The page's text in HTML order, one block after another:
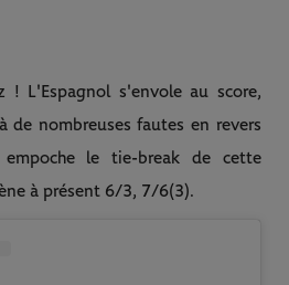
! L'Espagnol s'envole au score,
de nombreuses fautes en revers
le tie-break de cette
à présent 6/3, 7/6(3).